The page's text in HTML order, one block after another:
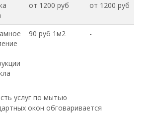
от 1200 руб от 1200 руб
90 руб 1м2 -
услуг по мытью
окон обговаривается